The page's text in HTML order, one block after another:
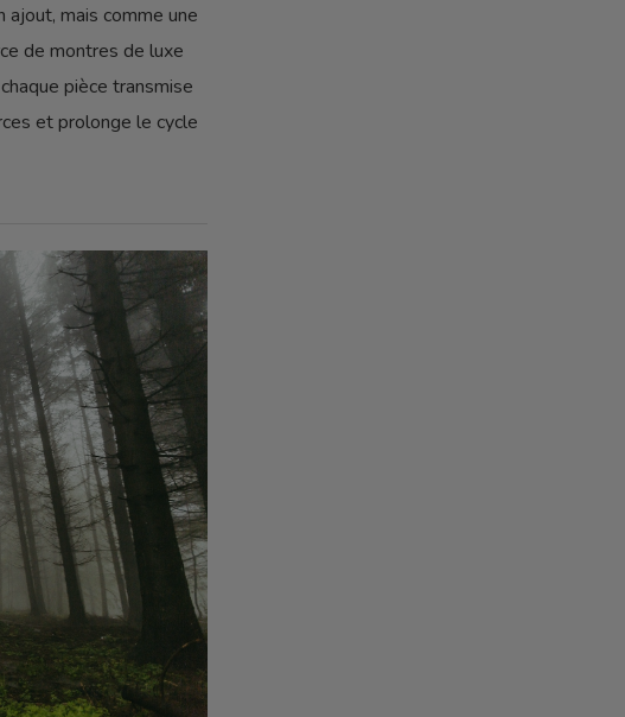
ajout, mais comme une
de montres de luxe
pièce transmise
et prolonge le cycle